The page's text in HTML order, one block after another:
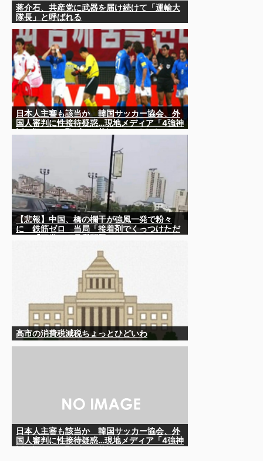
蒋介石、共産党に武器を届け続けて「運輸大
隊長」と呼ばれる
日本人主審も該当か 韓国サッカー協会、外
国人審判に性接待疑惑…現地メディア「4強神
【悲報】中国、橋の欄干が強風一発で粉々
に 鉄筋ゼロ 当局「接着剤でくっつけただ
高市の消費税減税ちょっとひどいわ
日本人主審も該当か 韓国サッカー協会、外
国人審判に性接待疑惑…現地メディア「4強神